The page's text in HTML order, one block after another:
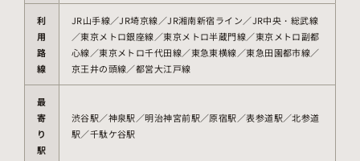
利
用
路
線
JR山手線／JR埼京線／JR湘南新宿ライン／JR中央・総武線
／東京メトロ銀座線／東京メトロ半蔵門線／東京メトロ副都
心線／東京メトロ千代田線／東急東横線／東急田園都市線／
京王井の頭線／都営大江戸線
最
寄
り
駅
渋谷駅／神泉駅／明治神宮前駅／原宿駅／表参道駅／北参道
駅／千駄ケ谷駅